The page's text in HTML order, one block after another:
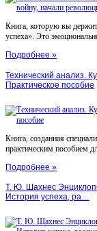
Книга, которую вы
успеха». Это
Подробнее »
Технический анализ.
Практическое пособие
Книга, созданная
практическим пособием
Подробнее »
Т. Ю. Шахнес
История успеха, ра…